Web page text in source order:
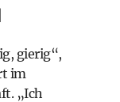
gierig“,
im
„Ich